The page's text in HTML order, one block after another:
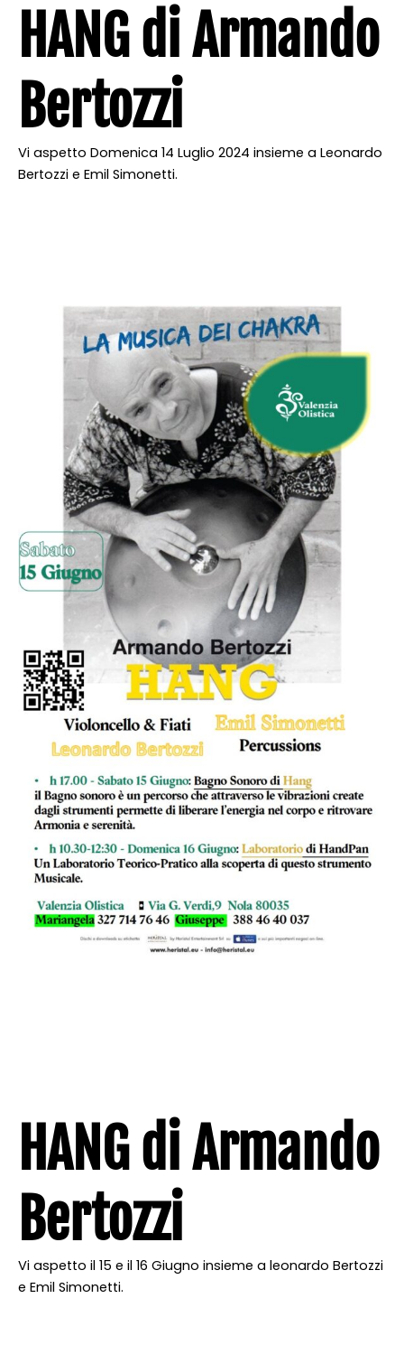
HANG di Armando
Bertozzi
Vi aspetto Domenica 14 Luglio 2024 insieme a Leonardo
Bertozzi e Emil Simonetti.
HANG di Armando
Bertozzi
Vi aspetto il 15 e il 16 Giugno insieme a leonardo Bertozzi
e Emil Simonetti.